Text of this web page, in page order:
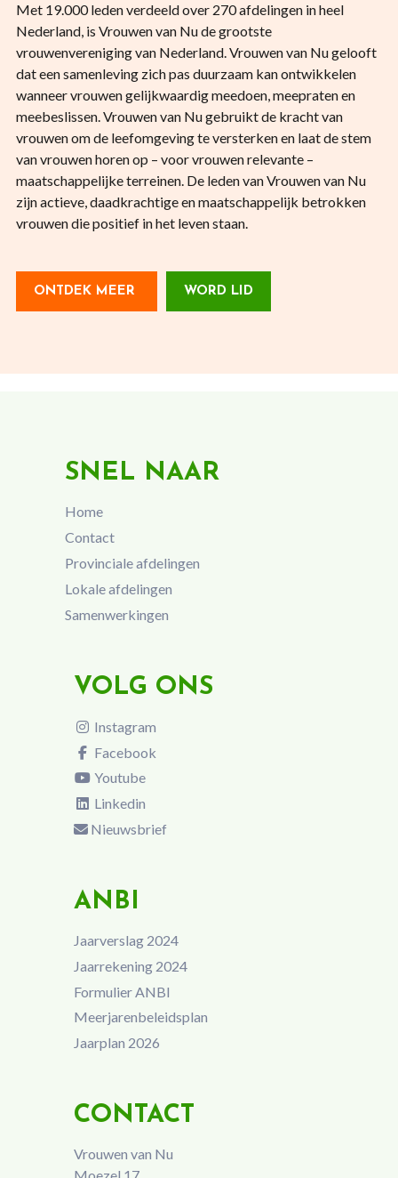
Met 19.000 leden verdeeld over 270 afdelingen in heel
Nederland, is Vrouwen van Nu de grootste
vrouwenvereniging van Nederland. Vrouwen van Nu gelooft
dat een samenleving zich pas duurzaam kan ontwikkelen
wanneer vrouwen gelijkwaardig meedoen, meepraten en
meebeslissen. Vrouwen van Nu gebruikt de kracht van
vrouwen om de leefomgeving te versterken en laat de stem
van vrouwen horen op – voor vrouwen relevante –
maatschappelijke terreinen. De leden van Vrouwen van Nu
zijn actieve, daadkrachtige en maatschappelijk betrokken
vrouwen die positief in het leven staan.
ONTDEK MEER WORD LID
SNEL NAAR
Home
Contact
Provinciale afdelingen
Lokale afdelingen
Samenwerkingen
VOLG ONS
Instagram
Facebook
Youtube
Linkedin
Nieuwsbrief
ANBI
Jaarverslag 2024
Jaarrekening 2024
Formulier ANBI
Meerjarenbeleidsplan
Jaarplan 2026
CONTACT
Vrouwen van Nu